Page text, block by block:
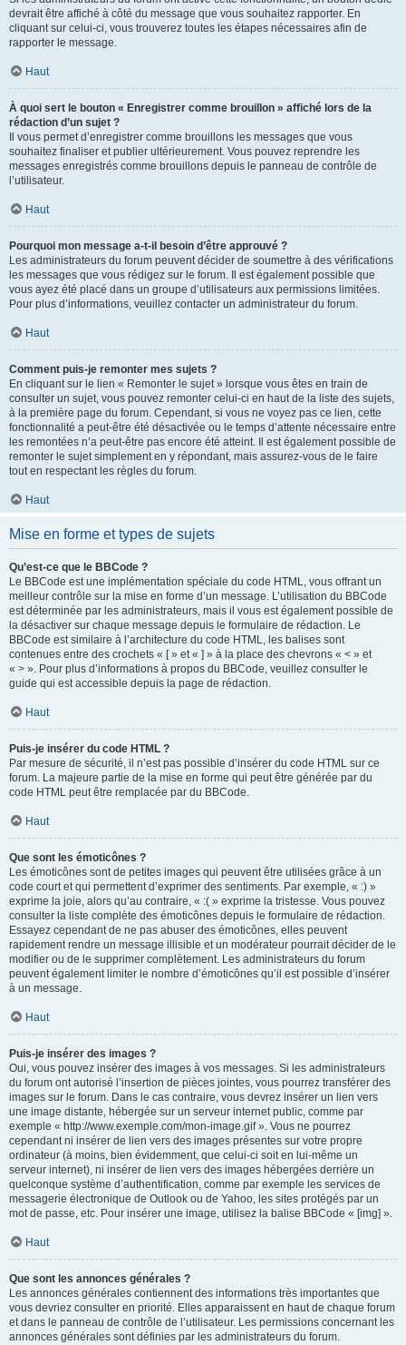
devrait être affiché à côté du message que vous souhaitez rapporter. En
cliquant sur celui-ci, vous trouverez toutes les étapes nécessaires afin de
rapporter le message.
Haut
À quoi sert le bouton « Enregistrer comme brouillon » affiché lors de la
rédaction d’un sujet ?
Il vous permet d’enregistrer comme brouillons les messages que vous
souhaitez finaliser et publier ultérieurement. Vous pouvez reprendre les
messages enregistrés comme brouillons depuis le panneau de contrôle de
l’utilisateur.
Haut
Pourquoi mon message a-t-il besoin d’être approuvé ?
Les administrateurs du forum peuvent décider de soumettre à des vérifications
les messages que vous rédigez sur le forum. Il est également possible que
vous ayez été placé dans un groupe d’utilisateurs aux permissions limitées.
Pour plus d’informations, veuillez contacter un administrateur du forum.
Haut
Comment puis-je remonter mes sujets ?
En cliquant sur le lien « Remonter le sujet » lorsque vous êtes en train de
consulter un sujet, vous pouvez remonter celui-ci en haut de la liste des sujets,
à la première page du forum. Cependant, si vous ne voyez pas ce lien, cette
fonctionnalité a peut-être été désactivée ou le temps d’attente nécessaire entre
les remontées n’a peut-être pas encore été atteint. Il est également possible de
remonter le sujet simplement en y répondant, mais assurez-vous de le faire
tout en respectant les règles du forum.
Haut
Mise en forme et types de sujets
Qu’est-ce que le BBCode ?
Le BBCode est une implémentation spéciale du code HTML, vous offrant un
meilleur contrôle sur la mise en forme d’un message. L’utilisation du BBCode
est déterminée par les administrateurs, mais il vous est également possible de
la désactiver sur chaque message depuis le formulaire de rédaction. Le
BBCode est similaire à l’architecture du code HTML, les balises sont
contenues entre des crochets « [ » et « ] » à la place des chevrons « < » et
« > ». Pour plus d’informations à propos du BBCode, veuillez consulter le
guide qui est accessible depuis la page de rédaction.
Haut
Puis-je insérer du code HTML ?
Par mesure de sécurité, il n’est pas possible d’insérer du code HTML sur ce
forum. La majeure partie de la mise en forme qui peut être générée par du
code HTML peut être remplacée par du BBCode.
Haut
Que sont les émoticônes ?
Les émoticônes sont de petites images qui peuvent être utilisées grâce à un
code court et qui permettent d’exprimer des sentiments. Par exemple, « :) »
exprime la joie, alors qu’au contraire, « :( » exprime la tristesse. Vous pouvez
consulter la liste complète des émoticônes depuis le formulaire de rédaction.
Essayez cependant de ne pas abuser des émoticônes, elles peuvent
rapidement rendre un message illisible et un modérateur pourrait décider de le
modifier ou de le supprimer complètement. Les administrateurs du forum
peuvent également limiter le nombre d’émoticônes qu’il est possible d’insérer
à un message.
Haut
Puis-je insérer des images ?
Oui, vous pouvez insérer des images à vos messages. Si les administrateurs
du forum ont autorisé l’insertion de pièces jointes, vous pourrez transférer des
images sur le forum. Dans le cas contraire, vous devrez insérer un lien vers
une image distante, hébergée sur un serveur internet public, comme par
exemple « http://www.exemple.com/mon-image.gif ». Vous ne pourrez
cependant ni insérer de lien vers des images présentes sur votre propre
ordinateur (à moins, bien évidemment, que celui-ci soit en lui-même un
serveur internet), ni insérer de lien vers des images hébergées derrière un
quelconque système d’authentification, comme par exemple les services de
messagerie électronique de Outlook ou de Yahoo, les sites protégés par un
mot de passe, etc. Pour insérer une image, utilisez la balise BBCode « [img] ».
Haut
Que sont les annonces générales ?
Les annonces générales contiennent des informations très importantes que
vous devriez consulter en priorité. Elles apparaissent en haut de chaque forum
et dans le panneau de contrôle de l’utilisateur. Les permissions concernant les
annonces générales sont définies par les administrateurs du forum.